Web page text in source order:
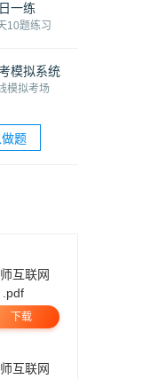
一练
10题练习
模拟系统
模拟考场
题
.pdf
下载